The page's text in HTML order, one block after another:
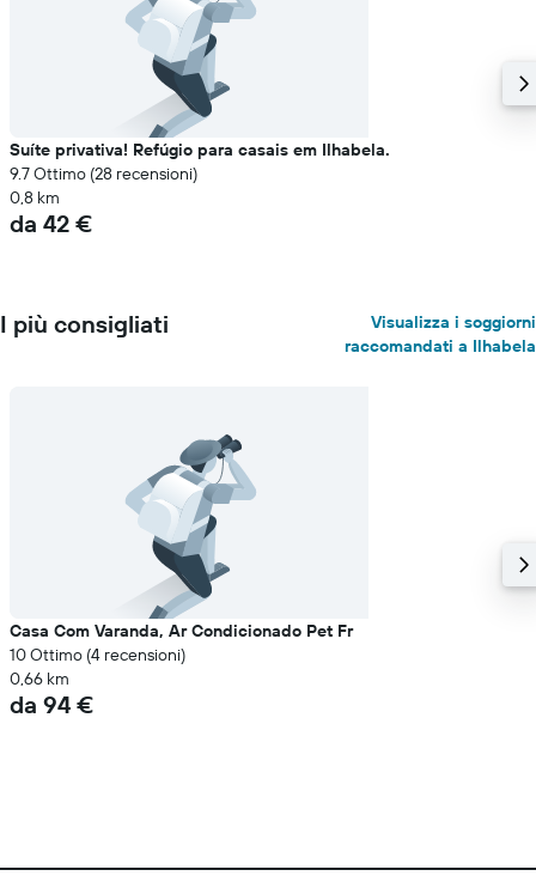
Suíte privativa! Refúgio para casais em Ilhabela.
9.7 Ottimo (28 recensioni)
0,8 km
da 42 €
I più consigliati
Visualizza i soggiorni
raccomandati a Ilhabela
Casa Com Varanda, Ar Condicionado Pet Fr
10 Ottimo (4 recensioni)
0,66 km
da 94 €